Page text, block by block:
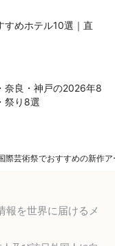
際芸術祭でおすすめの新作
すめホテル10選｜直
奈良・神戸の2026年8
祭り8選
報を世界に届けるメ